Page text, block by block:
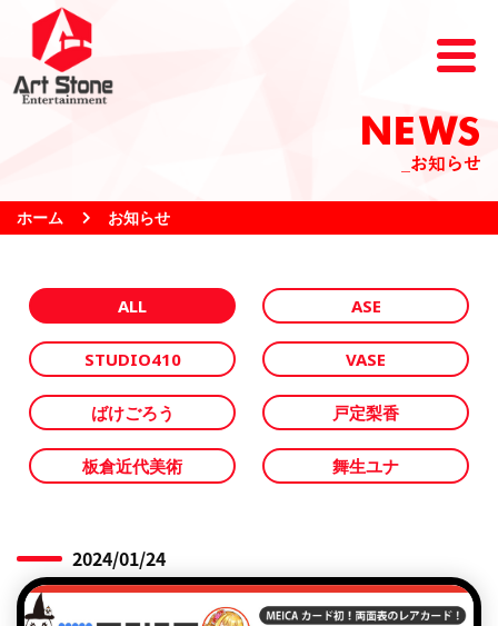
NEWS
_お知らせ
ホーム お知らせ
ALL ASE
STUDIO410 VASE
ばけごろう 戸定梨香
板倉近代美術 舞生ユナ
2024/01/24